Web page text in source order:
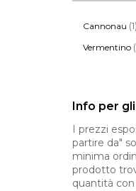
Cannonau (1)
Vermentino
Info per
I prezzi
partire da"
minima
prodotto
quantità